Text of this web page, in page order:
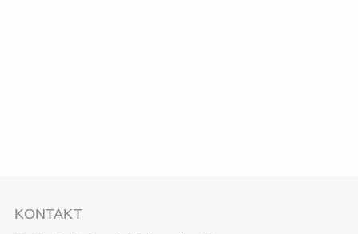
KONTAKT